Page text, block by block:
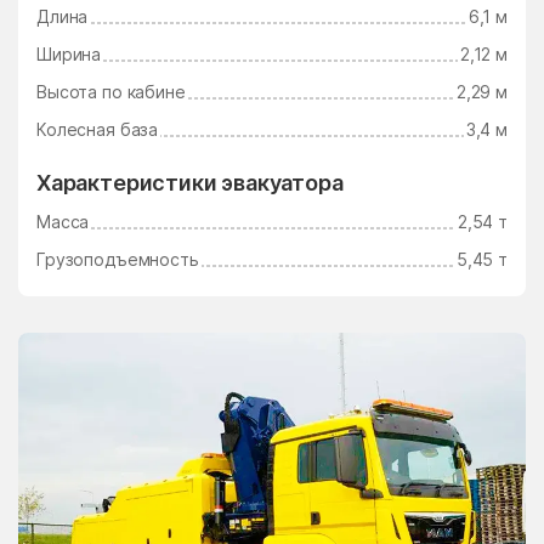
Длина
6,1 м
Ширина
2,12 м
Высота по кабине
2,29 м
Колесная база
3,4 м
Характеристики эвакуатора
Масса
2,54 т
Грузоподъемность
5,45 т
Электросталь Электроугли
Юдино Южный Поселок
Юрцово
Ямкино Ярополец
Яхрома